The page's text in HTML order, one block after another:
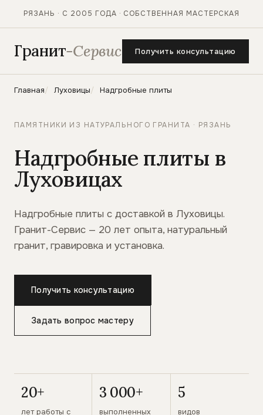
РЯЗАНЬ · С 2005 ГОДА · СОБСТВЕННАЯ МАСТЕРСКАЯ
Гранит-Сервис Получить консультацию
Главная Луховицы Надгробные плиты
ПАМЯТНИКИ ИЗ НАТУРАЛЬНОГО ГРАНИТА · РЯЗАНЬ
Надгробные плиты в
Луховицах
Надгробные плиты с доставкой в Луховицы.
Гранит-Сервис — 20 лет опыта, натуральный
гранит, гравировка и установка.
Получить консультацию
Задать вопрос мастеру
20+
лет работы с
3 000+
выполненных
5
видов